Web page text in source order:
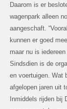
Daarom is er
wagenpark alleen
aangeschaft.
kunnen er goed
maar nu is
Sindsdien is de
en voertuigen. Wat
afgelopen jaren uit
Inmiddels rijden bij